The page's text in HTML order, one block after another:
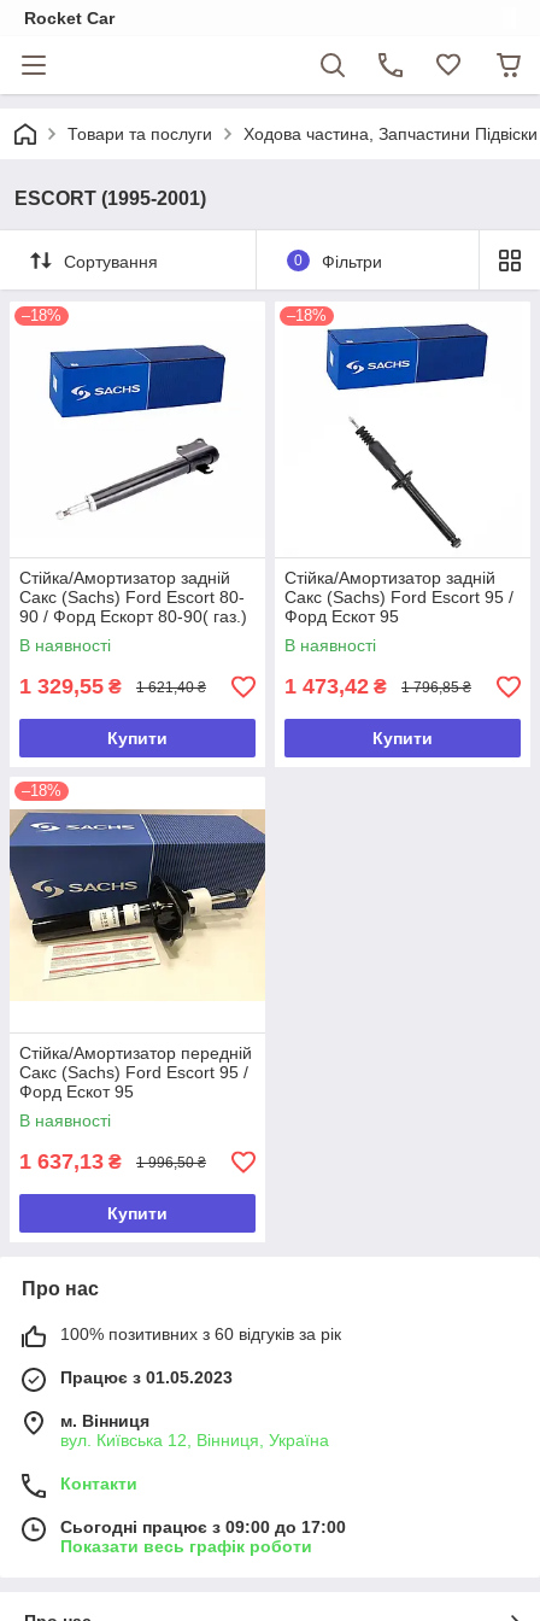
Rocket Car
Товари та послуги Ходова частина, Запчастини
ESCORT (1995-2001)
Сортування 0 Фільтри
–18%
Стійка/Амортизатор задній
Сакс (Sachs) Ford Escort 80-
90 / Форд Ескорт 80-90( газ.)
В наявності
1 329,55 ₴ 1 621,40 ₴
Купити
–18%
Стійка/Амортизатор задній
Сакс (Sachs) Ford Escort 95 /
Форд Ескот 95
В наявності
1 473,42 ₴ 1 796,85 ₴
Купити
–18%
Стійка/Амортизатор передній
Сакс (Sachs) Ford Escort 95 /
Форд Ескот 95
В наявності
1 637,13 ₴ 1 996,50 ₴
Купити
Про нас
100% позитивних з 60 відгуків за рік
Працює з 01.05.2023
м. Вінниця
вул. Київська 12, Вінниця, Україна
Контакти
Сьогодні працює з 09:00 до 17:00
Показати весь графік роботи